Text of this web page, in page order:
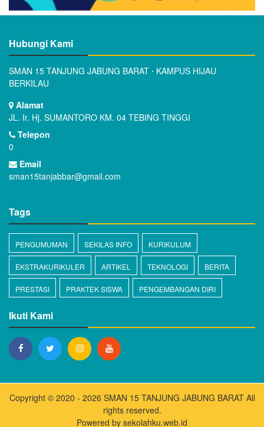
Hubungi Kami
SMAN 15 TANJUNG JABUNG BARAT ⋅ KAMPUS HIJAU
BERKILAU
Alamat
JL. Ir. Hj. SUMANTORO KM. 04 TEBING TINGGI
Telepon
0
Email
sman15tanjabbar@gmail.com
Tags
PENGUMUMAN SEKILAS INFO KURIKULUM
EKSTRAKURIKULER ARTIKEL TEKNOLOGI BERITA
PRESTASI PRAKTEK SISWA PENGEMBANGAN DIRI
Ikuti Kami
Copyright © 2020 - 2026 SMAN 15 TANJUNG JABUNG BARATAll
rights reserved.
Powered by sekolahku.web.id